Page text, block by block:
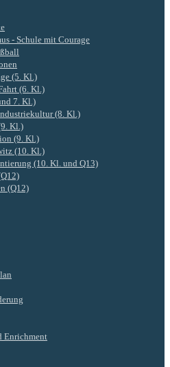
- Schule mit Courage
(5. Kl.)
(6. Kl.)
7. Kl.)
(8. Kl.)
Kl.)
(9. Kl.)
(10. Kl.)
(10. Kl. und Q13)
(Q12)
Enrichment